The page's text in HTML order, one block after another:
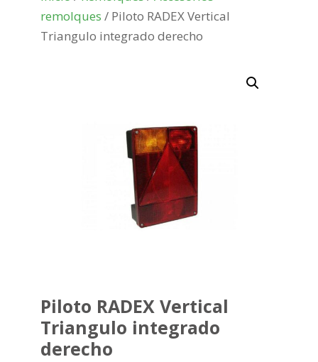
remolques / Piloto RADEX Vertical
Triangulo integrado derecho
Piloto RADEX Vertical
Triangulo integrado
derecho